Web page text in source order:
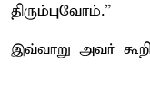
திரும்புவோம்.”
இவ்வாறு அவர்